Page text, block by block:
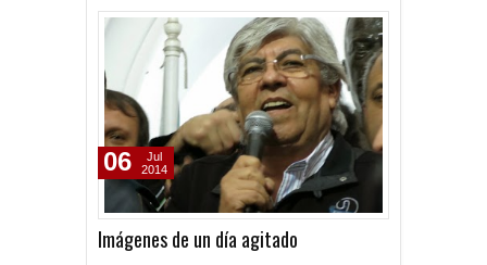
Imágenes de un día agitado
06
Jul
2014